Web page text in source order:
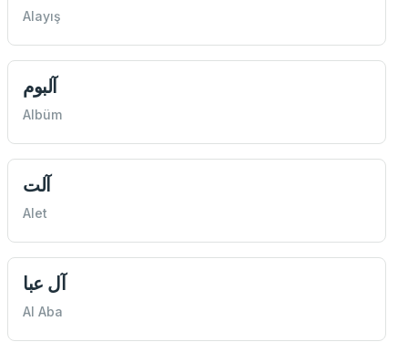
Alayış
آلبوم
Albüm
آلت
Alet
آل عبا
Al Aba